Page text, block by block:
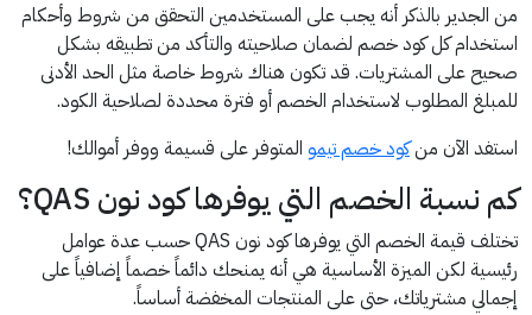
من الجدير بالذكر أنه يجب على المستخدمين التحقق من شروط وأحكام
استخدام كل كود خصم لضمان صلاحيته والتأكد من تطبيقه بشكل
صحيح على المشتريات. قد تكون هناك شروط خاصة مثل الحد الأدنى
للمبلغ المطلوب لاستخدام الخصم أو فترة محددة لصلاحية الكود.
استفد الآن منكود خصم تيمو المتوفر على قسيمة ووفر أموالك!
كم نسبة الخصم التي يوفرها كود نون QAS؟
تختلف قيمة الخصم التي يوفرها كود نون QAS حسب عدة عوامل
رئيسية لكن الميزة الأساسية هي أنه يمنحك دائماً خصماً إضافياً على
إجمالي مشترياتك، حتى على المنتجات المخفضة أساساً.